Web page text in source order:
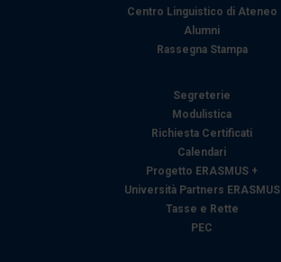
Centro Linguistico di Ateneo
Alumni
Rassegna Stampa
Segreterie
Modulistica
Richiesta Certificati
Calendari
Progetto ERASMUS +
Università Partners ERASMUS
Tasse e Rette
PEC